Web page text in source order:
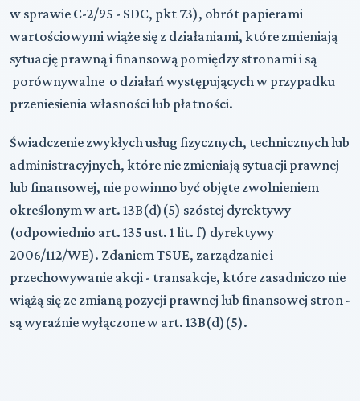
w sprawie C-2/95 - SDC, pkt 73), obrót papierami
wartościowymi wiąże się z działaniami, które zmieniają
sytuację prawną i finansową pomiędzy stronami i są
porównywalne o działań występujących w przypadku
przeniesienia własności lub płatności.
Świadczenie zwykłych usług fizycznych, technicznych lub
administracyjnych, które nie zmieniają sytuacji prawnej
lub finansowej, nie powinno być objęte zwolnieniem
określonym w art. 13B(d)(5) szóstej dyrektywy
(odpowiednio art. 135 ust. 1 lit. f) dyrektywy
2006/112/WE). Zdaniem TSUE, zarządzanie i
przechowywanie akcji - transakcje, które zasadniczo nie
wiążą się ze zmianą pozycji prawnej lub finansowej stron -
są wyraźnie wyłączone w art. 13B(d)(5).